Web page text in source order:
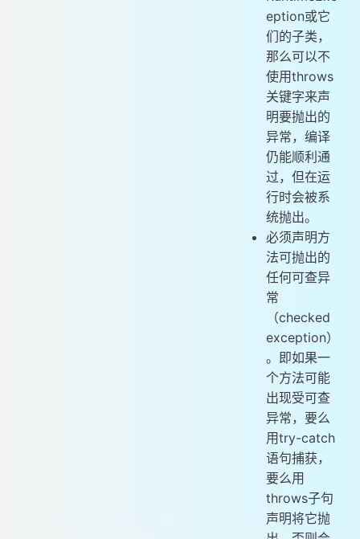
eption或它
们的子类，
那么可以不
使用throws
关键字来声
明要抛出的
异常，编译
仍能顺利通
过，但在运
行时会被系
统抛出。
必须声明方
法可抛出的
任何可查异
常
（checked
exception）
。即如果一
个方法可能
出现受可查
异常，要么
用try-catch
语句捕获，
要么用
throws子句
声明将它抛